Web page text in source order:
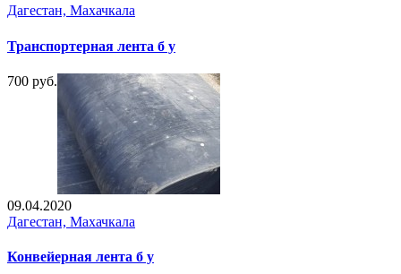
Дагестан, Махачкала
Транспортерная лента б у
700 руб.
09.04.2020
Дагестан, Махачкала
Конвейерная лента б у